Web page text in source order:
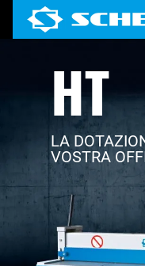
HT
LA
VOSTRA